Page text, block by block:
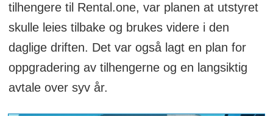
tilhengere til Rental.one, var planen at utstyret
skulle leies tilbake og brukes videre i den
daglige driften. Det var også lagt en plan for
oppgradering av tilhengerne og en langsiktig
avtale over syv år.